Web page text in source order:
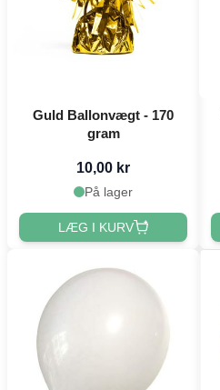
Guld Ballonvægt - 170
gram
10,00 kr
På lager
LÆG I KURV